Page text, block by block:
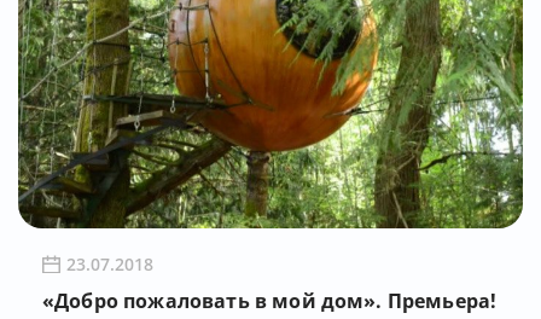
23.07.2018
«Добро пожаловать в мой дом». Премьера!